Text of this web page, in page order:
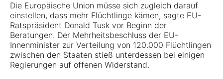
Die Europäische Union müsse sich zugleich darauf
einstellen, dass mehr Flüchtlinge kämen, sagte EU-
Ratspräsident Donald Tusk vor Beginn der
Beratungen. Der Mehrheitsbeschluss der EU-
Innenminister zur Verteilung von 120.000 Flüchtlingen
zwischen den Staaten stieß unterdessen bei einigen
Regierungen auf offenen Widerstand.